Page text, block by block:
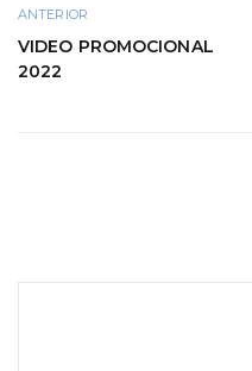
ANTERIOR
VIDEO PROMOCIONAL
2022